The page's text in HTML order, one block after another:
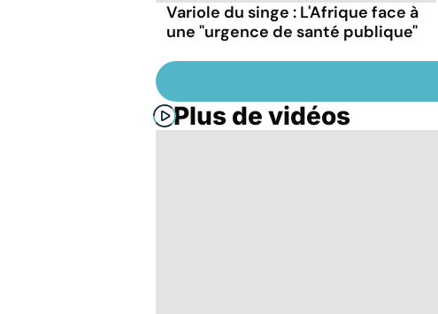
Variole du singe : L'Afrique face à
une "urgence de santé publique"
Plus de vidéos